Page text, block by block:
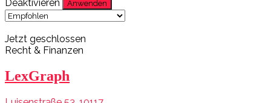
Deaktivieren Anwenden
Jetzt geschlossen
Recht & Finanzen
LexGraph